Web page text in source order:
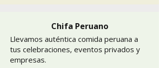
Chifa Peruano
Llevamos auténtica comida peruana a
tus celebraciones, eventos privados y
empresas.